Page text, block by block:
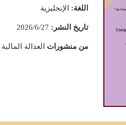
اللغة: الإنجليزية
تاريخ النشر:
من منشورات العدالة المالية